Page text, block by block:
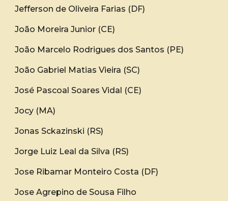
Jefferson de Oliveira Farias (DF)
João Moreira Junior (CE)
João Marcelo Rodrigues dos Santos (PE)
João Gabriel Matias Vieira (SC)
José Pascoal Soares Vidal (CE)
Jocy (MA)
Jonas Sckazinski (RS)
Jorge Luiz Leal da Silva (RS)
Jose Ribamar Monteiro Costa (DF)
Jose Agrepino de Sousa Filho